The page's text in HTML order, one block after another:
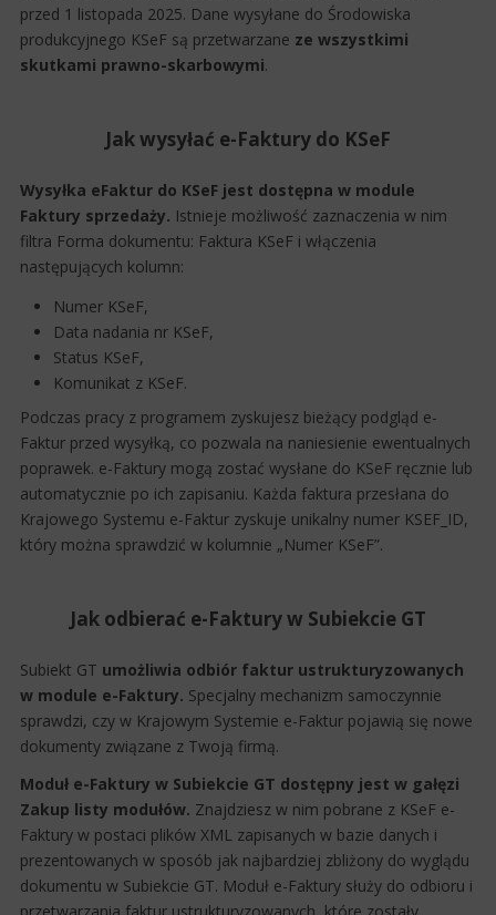
przed 1 listopada 2025. Dane wysyłane do Środowiska
produkcyjnego KSeF są przetwarzane ze wszystkimi
skutkami prawno-skarbowymi.
Jak wysyłać e-Faktury do KSeF
Wysyłka eFaktur do KSeF jest dostępna w module
Faktury sprzedaży. Istnieje możliwość zaznaczenia w nim
filtra Forma dokumentu: Faktura KSeF i włączenia
następujących kolumn:
Numer KSeF,
Data nadania nr KSeF,
Status KSeF,
Komunikat z KSeF.
Podczas pracy z programem zyskujesz bieżący podgląd e-
Faktur przed wysyłką, co pozwala na naniesienie ewentualnych
poprawek. e-Faktury mogą zostać wysłane do KSeF ręcznie lub
automatycznie po ich zapisaniu. Każda faktura przesłana do
Krajowego Systemu e-Faktur zyskuje unikalny numer KSEF_ID,
który można sprawdzić w kolumnie „Numer KSeF”.
Jak odbierać e-Faktury w Subiekcie GT
Subiekt GT umożliwia odbiór faktur ustrukturyzowanych
w module e-Faktury. Specjalny mechanizm samoczynnie
sprawdzi, czy w Krajowym Systemie e-Faktur pojawią się nowe
dokumenty związane z Twoją firmą.
Moduł e-Faktury w Subiekcie GT dostępny jest w gałęzi
Zakup listy modułów. Znajdziesz w nim pobrane z KSeF e-
Faktury w postaci plików XML zapisanych w bazie danych i
prezentowanych w sposób jak najbardziej zbliżony do wyglądu
dokumentu w Subiekcie GT. Moduł e-Faktury służy do odbioru i